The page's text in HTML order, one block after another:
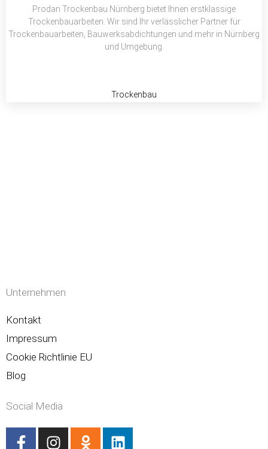
Prodan Trockenbau Nürnberg bietet Ihnen erstklassige
Trockenbauarbeiten. Wir sind Ihr verlässlicher Partner für
Trockenbauarbeiten, Bauwerksabdichtungen und mehr in Nürnberg
und Umgebung.
Trockenbau
Unternehmen
Kontakt
Impressum
Cookie Richtlinie EU
Blog
Social Media
F
I
O
L